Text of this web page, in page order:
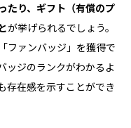
たり、ギフト（有償のプ
が挙げられるでしょう。
ファンバッジ」を獲得で
ッジのランクがわかるよ
存在感を示すことができ